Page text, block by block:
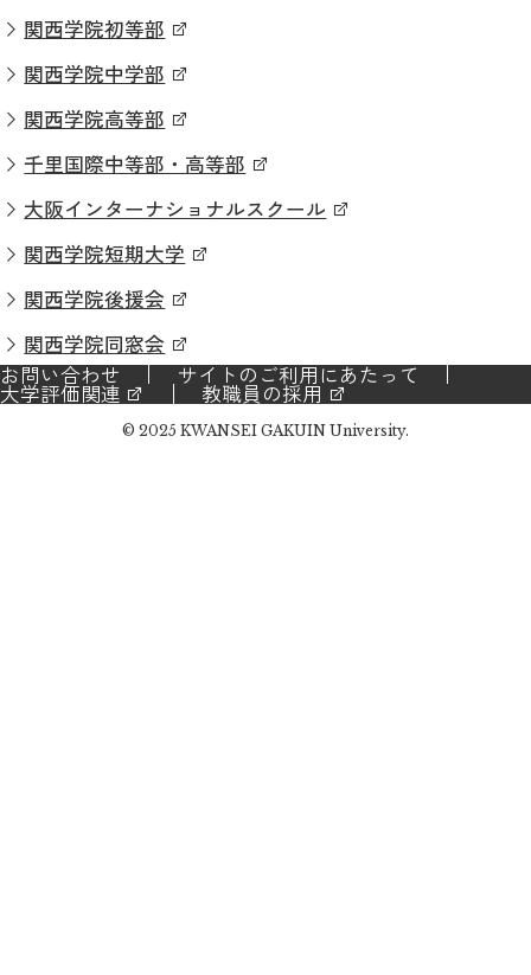
関西学院初等部
関西学院中学部
関西学院高等部
千里国際中等部・高等部
大阪インターナショナルスクール
関西学院短期大学
関西学院後援会
関西学院同窓会
お問い合わせ
サイトのご利用にあたって
大学評価関連 教職員の採用
© 2025 KWANSEI GAKUIN University.